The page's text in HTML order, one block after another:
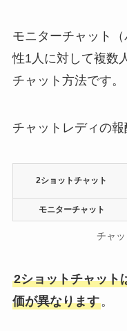
モニターチャット
性1人に対して複数
チャット方法です。
チャットレディの報
2ショットチャット
モニターチャット
チャ
2ショットチャット
価が異なります。